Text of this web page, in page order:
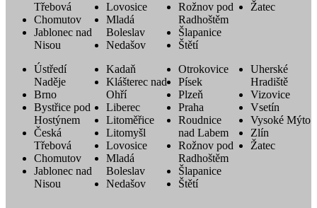
Třebová
Chomutov
Jablonec nad
Nisou
Lovosice
Mladá
Boleslav
Nedašov
Rožnov pod
Radhoštěm
Šlapanice
Štětí
Žatec
Ústředí
Naděje
Brno
Bystřice pod
Hostýnem
Česká
Třebová
Chomutov
Jablonec nad
Nisou
Kadaň
Klášterec nad
Ohří
Liberec
Litoměřice
Litomyšl
Lovosice
Mladá
Boleslav
Nedašov
Otrokovice
Písek
Plzeň
Praha
Roudnice
nad Labem
Rožnov pod
Radhoštěm
Šlapanice
Štětí
Uherské
Hradiště
Vizovice
Vsetín
Vysoké Mýto
Zlín
Žatec